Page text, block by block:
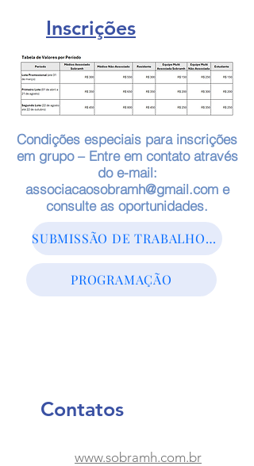
Inscrições
Condições especiais para inscrições
em grupo – Entre em contato através
do e-mail:
associacaosobramh@gmail.come
consulte as oportunidades.
SUBMISSÃO DE TRABALHOS (Finalizado)
PROGRAMAÇÃO
Contatos
www.sobramh.com.br